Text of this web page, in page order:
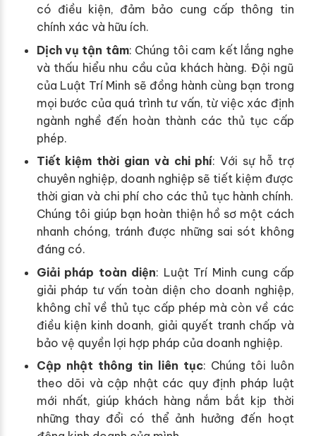
có điều kiện, đảm bảo cung cấp thông tin
chính xác và hữu ích.
Dịch vụ tận tâm: Chúng tôi cam kết lắng nghe
và thấu hiểu nhu cầu của khách hàng. Đội ngũ
của Luật Trí Minh sẽ đồng hành cùng bạn trong
mọi bước của quá trình tư vấn, từ việc xác định
ngành nghề đến hoàn thành các thủ tục cấp
phép.
Tiết kiệm thời gian và chi phí: Với sự hỗ trợ
chuyên nghiệp, doanh nghiệp sẽ tiết kiệm được
thời gian và chi phí cho các thủ tục hành chính.
Chúng tôi giúp bạn hoàn thiện hồ sơ một cách
nhanh chóng, tránh được những sai sót không
đáng có.
Giải pháp toàn diện: Luật Trí Minh cung cấp
giải pháp tư vấn toàn diện cho doanh nghiệp,
không chỉ về thủ tục cấp phép mà còn về các
điều kiện kinh doanh, giải quyết tranh chấp và
bảo vệ quyền lợi hợp pháp của doanh nghiệp.
Cập nhật thông tin liên tục: Chúng tôi luôn
theo dõi và cập nhật các quy định pháp luật
mới nhất, giúp khách hàng nắm bắt kịp thời
những thay đổi có thể ảnh hưởng đến hoạt